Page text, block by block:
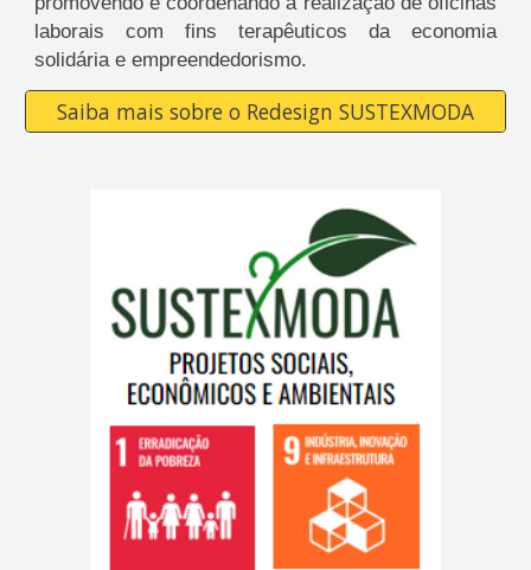
laborais com fins terapêuticos daeconomia
solidária e empreendedorismo.
Saiba mais sobre o Redesign SUSTEXMODA